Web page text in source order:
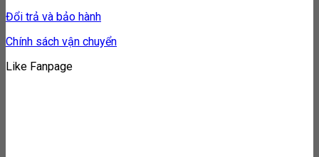
Đổi trả và bảo hành
Chính sách vận chuyển
Like Fanpage